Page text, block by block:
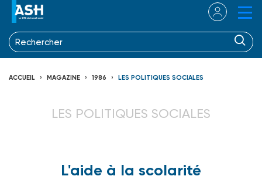
ACCUEIL MAGAZINE 1986 LES POLITIQUES SOCIALES
LES POLITIQUES SOCIALES
L'aide à la scolarité